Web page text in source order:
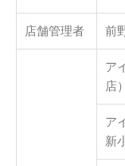
店舗管理者 前
ア
店）
ア
新